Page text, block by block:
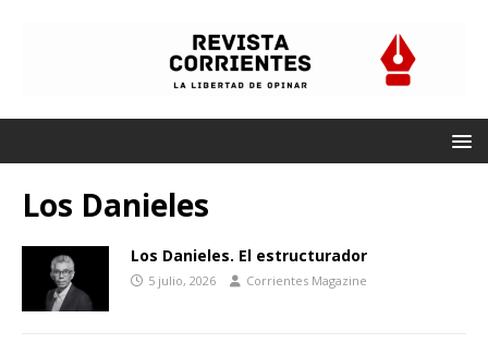
Los Danieles
Los Danieles. El estructurador
5 julio, 2026 Corrientes Magazine